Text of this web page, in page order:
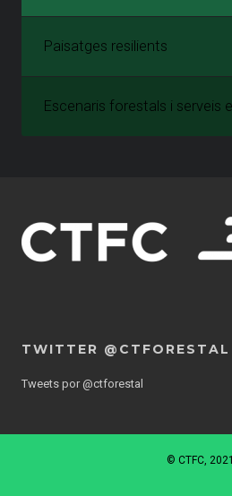
Paisatges resilients
Escenaris forestals i serveis
TWITTER @CTFORESTAL
Tweets por @ctforestal
© CTFC, 2021